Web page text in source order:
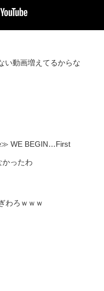
い動画増えてるからな
WE BEGIN…First
かったわ
わろｗｗｗ